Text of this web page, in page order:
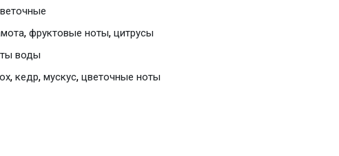
, фруктовые ноты, цитрусы
воды
, кедр, мускус, цветочные ноты